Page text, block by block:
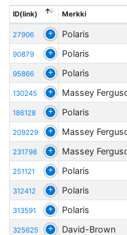
ID(link) Merkki
27906 Polaris
90879 Polaris
95866 Polaris
130245 Massey
186128 Polaris
209229 Massey
231798 Massey
251121 Polaris
312412 Polaris
313591 Polaris
325625 David-Brown